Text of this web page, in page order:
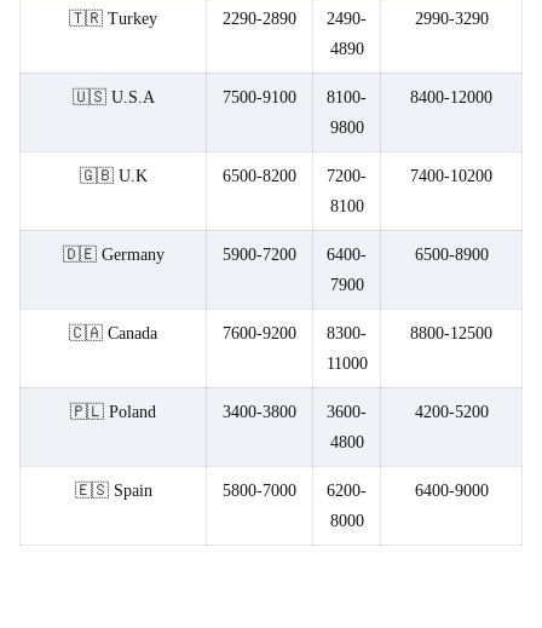
🇹🇷 Turkey 2290-2890
2490-
4890
2990-3290
🇺🇸 U.S.A 7500-9100
8100-
9800
8400-12000
🇬🇧 U.K 6500-8200
7200-
8100
7400-10200
🇩🇪 Germany 5900-7200
6400-
7900
6500-8900
🇨🇦 Canada 7600-9200
8300-
11000
8800-12500
🇵🇱 Poland 3400-3800
3600-
4800
4200-5200
🇪🇸 Spain 5800-7000
6200-
8000
6400-9000